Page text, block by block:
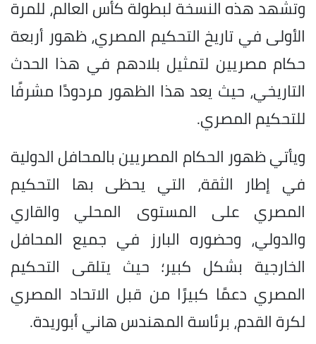
وتشهد هذه النسخة لبطولة كأس العالم، للمرة
الأولى في تاريخ التحكيم المصري، ظهور أربعة
حكام مصريين لتمثيل بلادهم في هذا الحدث
التاريخي، حيث يعد هذا الظهور مردودًا مشرفًا
للتحكيم المصري.
ويأتي ظهور الحكام المصريين بالمحافل الدولية
في إطار الثقة، التي يحظى بها التحكيم
المصري على المستوى المحلي والقاري
والدولي، وحضوره البارز في جميع المحافل
الخارجية بشكل كبير؛ حيث يتلقى التحكيم
المصري دعمًا كبيرًا من قبل الاتحاد المصري
لكرة القدم، برئاسة المهندس هاني أبوريدة.